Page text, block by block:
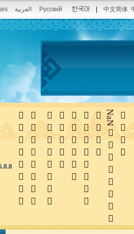
العربية Русский 中文简体

 
NaN




